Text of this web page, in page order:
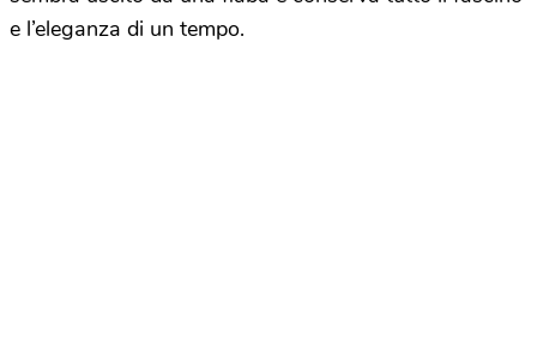
e l’eleganza di un tempo.